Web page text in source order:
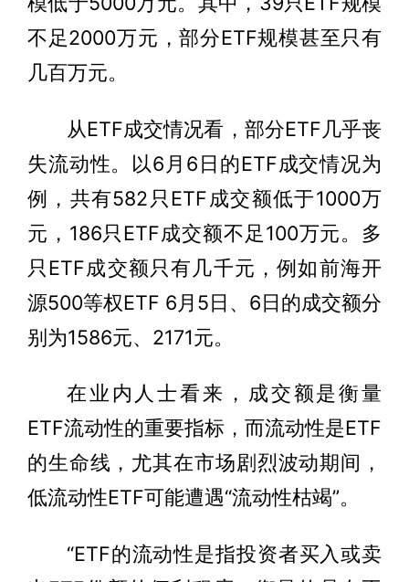
不足2000万元，部分ETF规模甚至只有
几百万元。
从ETF成交情况看，部分ETF几乎丧
失流动性。以6月6日的ETF成交情况为
例，共有582只ETF成交额低于1000万
元，186只ETF成交额不足100万元。多
只ETF成交额只有几千元，例如前海开
源500等权ETF 6月5日、6日的成交额分
别为1586元、2171元。
在业内人士看来，成交额是衡量
ETF流动性的重要指标，而流动性是ETF
的生命线，尤其在市场剧烈波动期间，
低流动性ETF可能遭遇“流动性枯竭”。
“ETF的流动性是指投资者买入或卖